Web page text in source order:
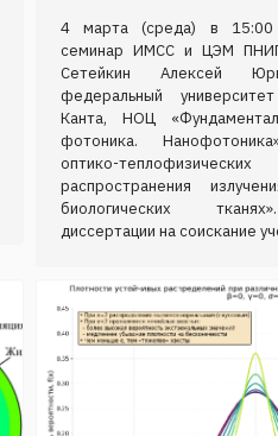
4 марта (среда) в 15:00
семинар ИМСС и ЦЭМ
Сетейкин Алексей
федеральный
Канта, НОЦ
фотоника.
оптико-
распространения
биологических
диссертации на соискание